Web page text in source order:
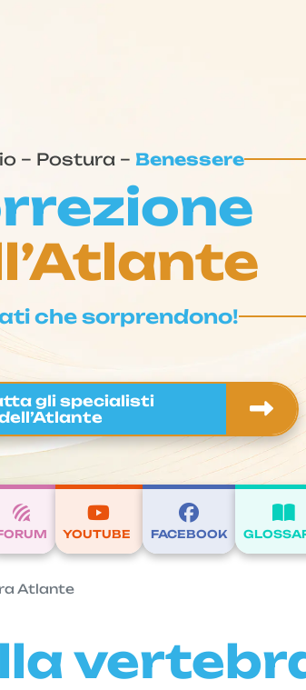
– Postura – Benessere
che sorprendono!
gli specialisti
YOUTUBE FACEBOOK
Atlante